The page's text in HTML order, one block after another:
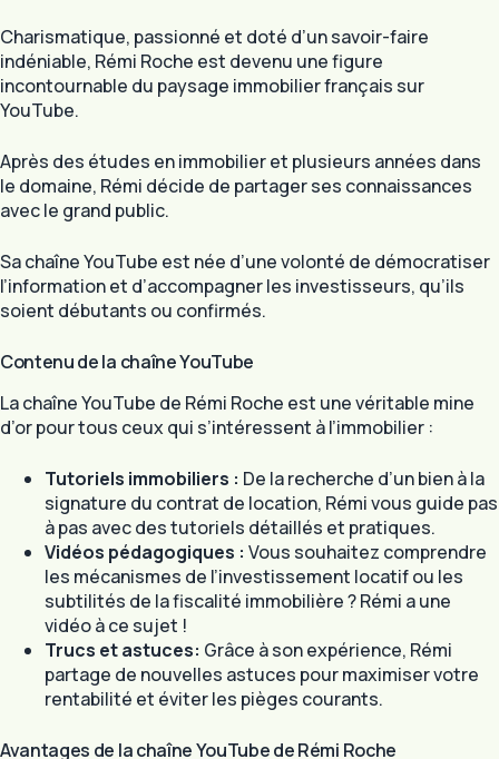
Charismatique, passionné et doté d’un savoir-faire
indéniable, Rémi Roche est devenu une figure
incontournable du paysage immobilier français sur
YouTube.
Après des études en immobilier et plusieurs années dans
le domaine, Rémi décide de partager ses connaissances
avec le grand public.
Sa chaîne YouTube est née d’une volonté de démocratiser
l’information et d’accompagner les investisseurs, qu’ils
soient débutants ou confirmés.
Contenu de la chaîne YouTube
La chaîne YouTube de Rémi Roche est une véritable mine
d’or pour tous ceux qui s’intéressent à l’immobilier :
Tutoriels immobiliers : De la recherche d’un bien à la
signature du contrat de location, Rémi vous guide pas
à pas avec des tutoriels détaillés et pratiques.
Vidéos pédagogiques : Vous souhaitez comprendre
les mécanismes de l’investissement locatif ou les
subtilités de la fiscalité immobilière ? Rémi a une
vidéo à ce sujet !
Trucs et astuces: Grâce à son expérience, Rémi
partage de nouvelles astuces pour maximiser votre
rentabilité et éviter les pièges courants.
Avantages de la chaîne YouTube de Rémi Roche